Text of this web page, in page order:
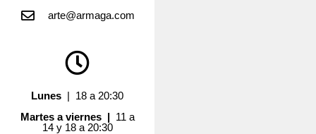
arte@armaga.com
Lunes | 18 a 20:30
Martes a viernes | 11 a
14 y 18 a 20:30